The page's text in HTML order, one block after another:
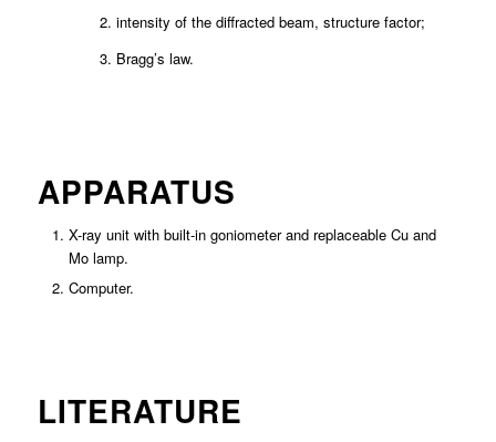
intensity of the diffracted beam, structure factor;
Bragg’s law.
APPARATUS
X-ray unit with built-in goniometer and replaceable Cu and
Mo lamp.
Computer.
LITERATURE